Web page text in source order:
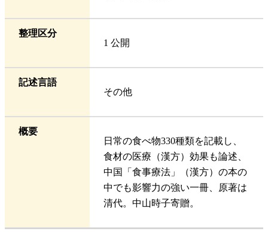
整理区分
1 公開
記述言語
その他
概要
日常の食べ物330種類を記載し、
食材の医療（漢方）効果も論述、
中国「食事療法」（漢方）の本の
中でも影響力の強い一冊、原著は
清代。中山時子寄贈。